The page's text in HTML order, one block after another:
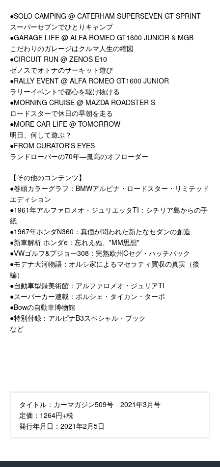
●SOLO CAMPING @ CATERHAM SUPERSEVEN GT SPRINT
スーパーセブンでひとりキャンプ
●GARAGE LIFE @ ALFA ROMEO GT1600 JUNIOR & MGB
こだわりのガレージはクルマ人生の縮図
●CIRCUIT RUN @ ZENOS E10
ゼノスでオトナのサーキット遊び
●RALLY EVENT @ ALFA ROMEO GT1600 JUNIOR
ラリーイベントで都心を駆け抜ける
●MORNING CRUISE @ MAZDA ROADSTER S
ロードスターで休日の早朝を走る
●MORE CAR LIFE @ TOMORROW
明日、何して遊ぶ？
●FROM CURATOR'S EYES
ランドローバーの70年―孤高のオフローダー
【その他のコンテンツ】
●巻頭カラーグラフ：BMWアルピナ・ロードスター・リミテッド
エディション
●1961年アルファロメオ・ジュリエッタTI：シチリア島からの手
紙
●1967年ホンダN360：真価が問われた新たなセダンの創造
●新車解析 ホンダe：忘れえぬ、"MM思想"
●VWゴルフ&プジョー308：完熟欧州Cセグ・ハッチバック
●モデナ大河物語：オルシ家によるマセラティ買収の真実（後
編）
●自動車型録美術館：アルファロメオ・ジュリアTI
●スーパーカー連載：ポルシェ・タイカン・ターボ
●Bowの自動車博物館
●特別付録：アルピナB3スペシャル・ブック
など
タイトル： カーマガジン509号 2021年3月号
定価： 1264円+税
発行年月日： 2021年2月5日